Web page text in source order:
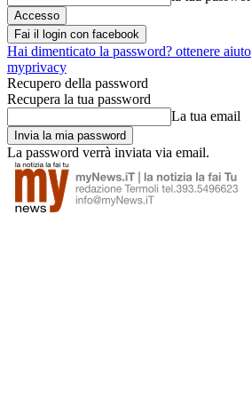
Fai il login con facebook
Hai dimenticato la password? ottenere aiuto
myprivacy
Recupero della password
Recupera la tua password
La tua email
La password verrà inviata via email.